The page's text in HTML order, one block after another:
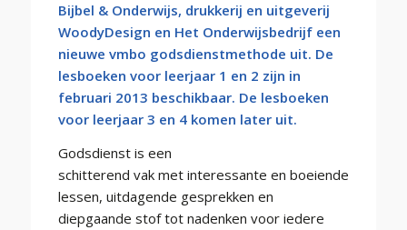
Bijbel & Onderwijs, drukkerij en uitgeverij
WoodyDesign en Het Onderwijsbedrijf een
nieuwe vmbo godsdienstmethode uit. De
lesboeken voor leerjaar 1 en 2 zijn in
februari 2013 beschikbaar. De lesboeken
voor leerjaar 3 en 4 komen later uit.
Godsdienst is een
schitterend vak met interessante en boeiende
lessen, uitdagende gesprekken en
diepgaande stof tot nadenken voor iedere